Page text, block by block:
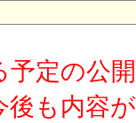
定の公開
も内容